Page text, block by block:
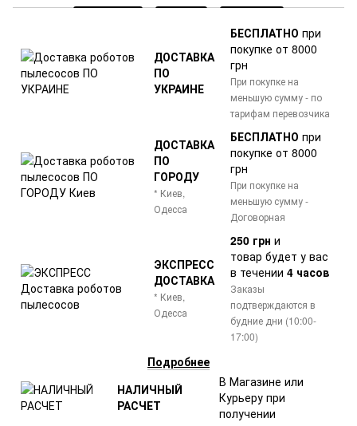
ДОСТАВКА
ПО
УКРАИНЕ
БЕСПЛАТНО при
покупке от 8000
грн
При покупке на
меньшую сумму - по
тарифам перевозчика
ДОСТАВКА
ПО
ГОРОДУ
* Киев,
Одесса
БЕСПЛАТНО при
покупке от 8000
грн
При покупке на
меньшую сумму -
Договорная
ЭКСПРЕСС
ДОСТАВКА
* Киев,
Одесса
250 грн и
товар будет у вас
в течении 4 часов
Заказы
подтверждаются в
будние дни (10:00-
17:00)
Подробнее
НАЛИЧНЫЙ
РАСЧЕТ
В Магазине или
Курьеру при
получении